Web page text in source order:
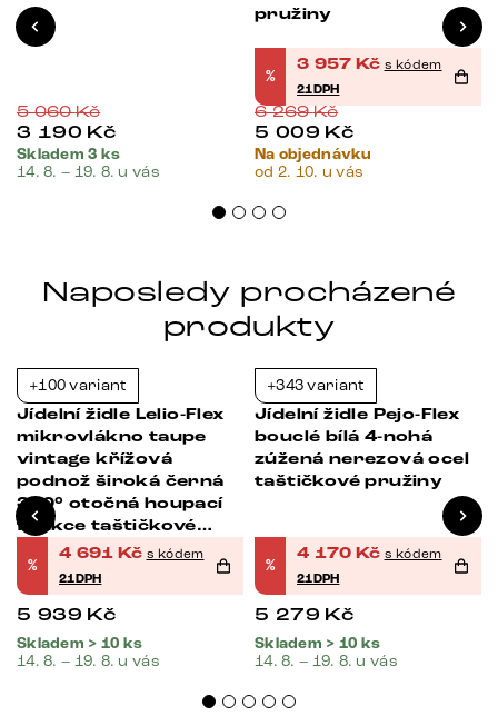
5 060Kč
3 190 Kč
Skladem 3 ks
14. 8. – 19. 8. u vás
pružiny
%
3 957 Kč s kódem
21DPH
6 269Kč
5 009 Kč
Na objednávku
od 2. 10. u vás
Naposledy procházené
produkty
+100 variant
Jídelní židle Lelio-Flex
mikrovlákno taupe
vintage křížová
podnož široká černá
360° otočná houpací
funkce taštičkové
pružiny
%
4 691 Kč s kódem
21DPH
5 939 Kč
Skladem > 10 ks
14. 8. – 19. 8. u vás
+343 variant
Jídelní židle Pejo-Flex
bouclé bílá 4-nohá
zúžená nerezová ocel
taštičkové pružiny
%
4 170 Kč s kódem
21DPH
5 279 Kč
Skladem > 10 ks
14. 8. – 19. 8. u vás